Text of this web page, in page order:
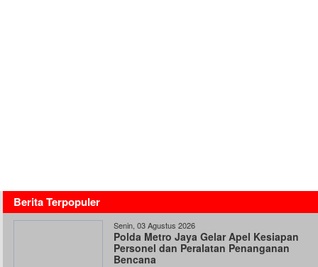
Berita Terpopuler
Senin, 03 Agustus 2026
Polda Metro Jaya Gelar Apel Kesiapan
Personel dan Peralatan Penanganan
Bencana